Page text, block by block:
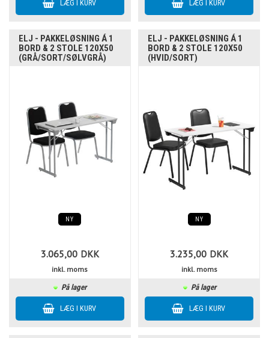
ELJ - PAKKELØSNING Á 1
BORD & 2 STOLE 120X50
(GRÅ/SORT/SØLVGRÅ)
NY
3.065,00 DKK
inkl. moms
På lager
ELJ - PAKKELØSNING Á 1
BORD & 2 STOLE 120X50
(HVID/SORT)
NY
3.235,00 DKK
inkl. moms
På lager